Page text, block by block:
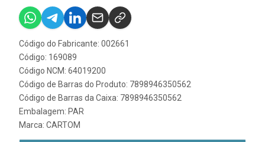
Código do Fabricante: 002661
Código: 169089
Código NCM: 64019200
Código de Barras do Produto: 7898946350562
Código de Barras da Caixa: 7898946350562
Embalagem: PAR
Marca: CARTOM